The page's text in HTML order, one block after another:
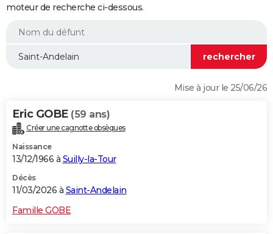
Mobiles
Meilleur smartphone
Internet
Ordinateurs
Jeux vidéo
Guide high-tech
+BRICOLAGE
Forum
Aménagement intérieur
Extérieur
Cuisine
Salle de bains
Jardinage
Rangement
WEEK-END
Guides de France
Escapades
Patrimoine
Expositions
Musées
Week-end nature
LIFESTYLE
Alimentation
Guide de la santé
Maladies
Médicaments
Sommeil
VOYAGE
Destinations
City break
Voyage nature
Voyage de noces
Forum
Climat
+PHOTO
GUIDES D'ACHAT
BONS PLANS
CARTE DE VOEUX
moteur de recherche ci-dessous.
Mise à jour le 25/06/26
Eric GOBE (59 ans)
Créer une cagnotte obsèques
Naissance
13/12/1966 à Suilly-la-Tour
Décès
11/03/2026 à Saint-Andelain
Famille GOBE